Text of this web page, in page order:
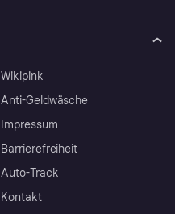
Wikipink
Anti-Geldwäsche
Impressum
Barrierefreiheit
Auto-Track
Kontakt